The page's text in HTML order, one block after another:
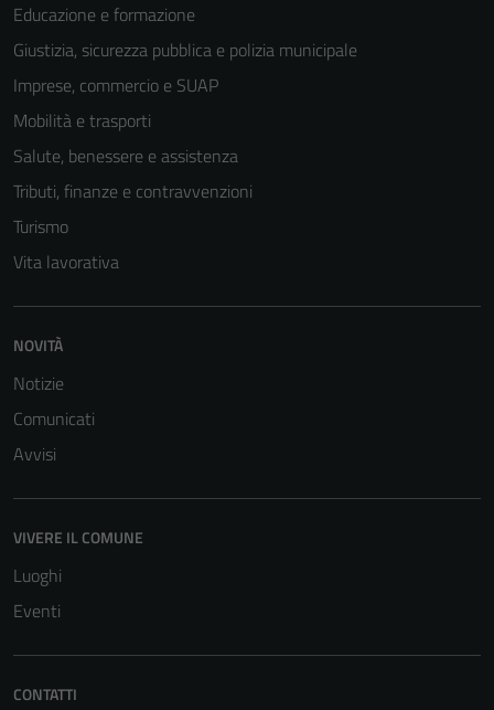
Educazione e formazione
Giustizia, sicurezza pubblica e polizia municipale
Imprese, commercio e SUAP
Mobilità e trasporti
Salute, benessere e assistenza
Tributi, finanze e contravvenzioni
Turismo
Vita lavorativa
NOVITÀ
Notizie
Comunicati
Avvisi
VIVERE IL COMUNE
Luoghi
Eventi
CONTATTI
disabilitati.